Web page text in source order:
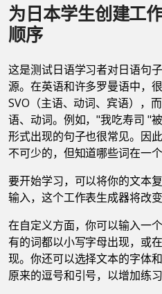
为日本学生创建工
顺序
这是测试日语学习者对日语句
源。在英语和许多罗曼语中，
SVO（主语、动词、宾语），
语、动词。例如，"我吃寿司 "
形式出现的句子也很常见。因
不可少的，但知道哪些词在一
要开始学习，可以将你的文本
输入，这个工作表生成器将改
在自定义方面，你可以输入一
有的词都以小写字母出现，或
现。你还可以选择文本的字体
原来的逗号和引号，以增加练习